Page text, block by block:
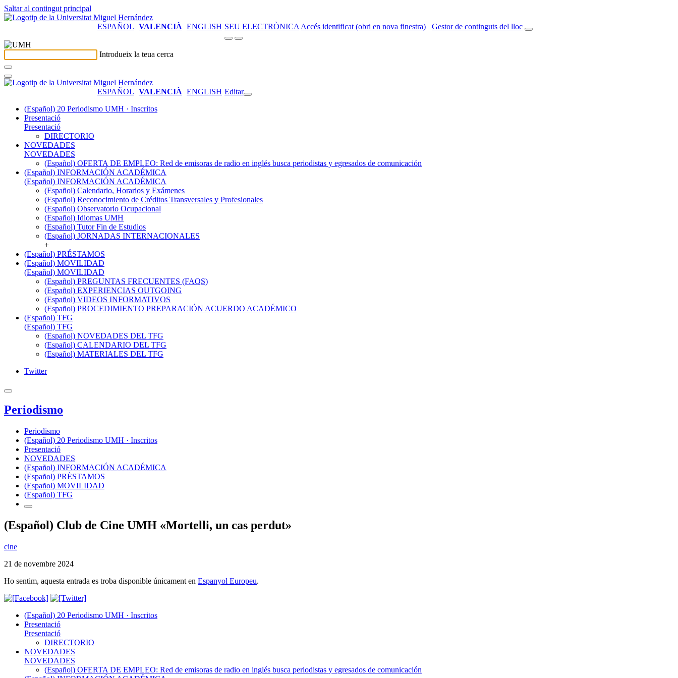
Saltar al contingut principal
ESPAÑOL VALENCIÀ ENGLISH SEU ELECTRÒNICA Accés identificat (obri en nova finestra) Gestor de continguts del lloc
Introdueix la teua cerca
ESPAÑOL VALENCIÀ ENGLISH Editar
(Español) 20 Periodismo UMH · Inscritos
Presentació
Presentació
DIRECTORIO
NOVEDADES
NOVEDADES
(Español) OFERTA DE EMPLEO: Red de emisoras de radio en inglés busca periodistas y egresados de comunicación
(Español) INFORMACIÓN ACADÉMICA
(Español) INFORMACIÓN ACADÉMICA
(Español) Calendario, Horarios y Exámenes
(Español) Reconocimiento de Créditos Transversales y Profesionales
(Español) Observatorio Ocupacional
(Español) Idiomas UMH
(Español) Tutor Fin de Estudios
(Español) JORNADAS INTERNACIONALES
+
(Español) PRÉSTAMOS
(Español) MOVILIDAD
(Español) MOVILIDAD
(Español) PREGUNTAS FRECUENTES (FAQS)
(Español) EXPERIENCIAS OUTGOING
(Español) VIDEOS INFORMATIVOS
(Español) PROCEDIMIENTO PREPARACIÓN ACUERDO ACADÉMICO
(Español) TFG
(Español) TFG
(Español) NOVEDADES DEL TFG
(Español) CALENDARIO DEL TFG
(Español) MATERIALES DEL TFG
Twitter
Periodismo
Periodismo
(Español) 20 Periodismo UMH · Inscritos
Presentació
NOVEDADES
(Español) INFORMACIÓN ACADÉMICA
(Español) PRÉSTAMOS
(Español) MOVILIDAD
(Español) TFG
(Español) Club de Cine UMH «Mortelli, un cas perdut»
cine
21 de novembre 2024
Ho sentim, aquesta entrada es troba disponible únicament en Espanyol Europeu.
(Español) 20 Periodismo UMH · Inscritos
Presentació
Presentació
DIRECTORIO
NOVEDADES
NOVEDADES
(Español) OFERTA DE EMPLEO: Red de emisoras de radio en inglés busca periodistas y egresados de comunicación